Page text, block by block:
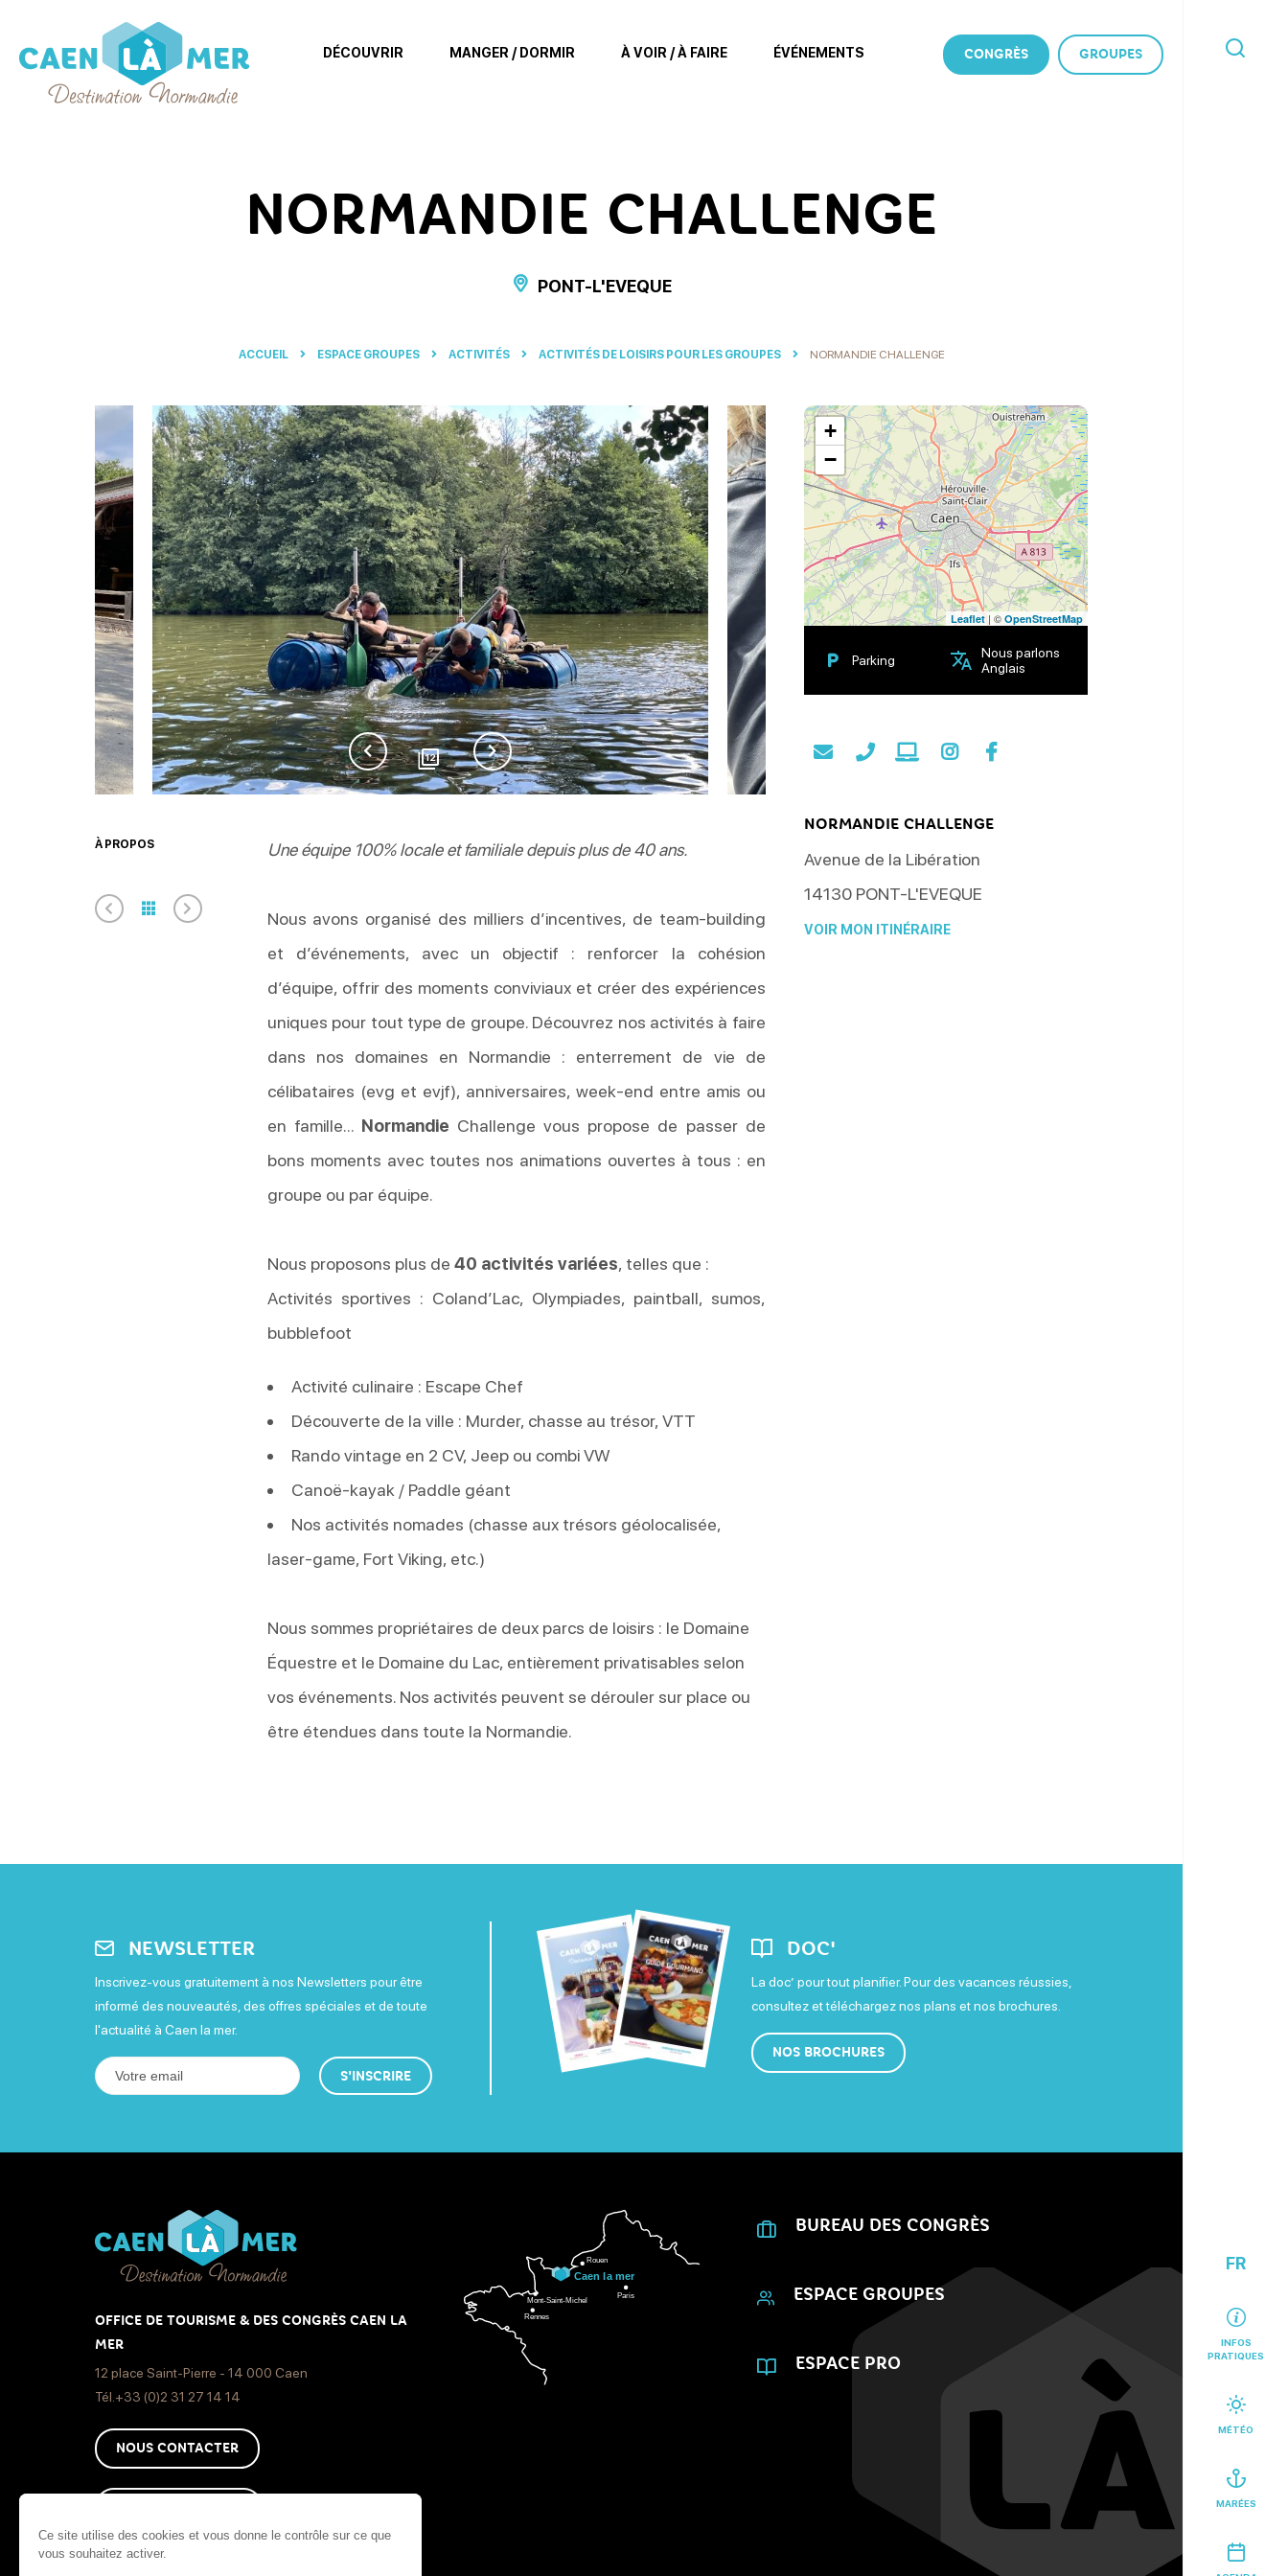
Ce site utilise des cookies et vous donne le contrôle sur ce que
vous souhaitez activer.
FR
INFOS
PRATIQUES
MÉTÉO
MARÉES
DÉCOUVRIR MANGER / DORMIR À VOIR / À FAIRE ÉVÉNEMENTS CONGRÈS GROUPES
NORMANDIE CHALLENGE
PONT-L'EVEQUE
ACCUEIL ESPACE GROUPES ACTIVITÉS ACTIVITÉS DE LOISIRS POUR LES GROUPES NORMANDIE CHALLENGE
12
À PROPOS Une équipe 100% locale et familiale depuis plus de 40 ans.
Nous avons organisé des milliers d’incentives, de team-building
et d’événements, avec un objectif : renforcer la cohésion
d’équipe, offrir des moments conviviaux et créer des expériences
uniques pour tout type de groupe. Découvrez nos activités à faire
dans nos domaines en Normandie : enterrement de vie de
célibataires (evg et evjf), anniversaires, week-end entre amis ou
en famille… Normandie Challenge vous propose de passer de
bons moments avec toutes nos animations ouvertes à tous : en
groupe ou par équipe.
Nous proposons plus de 40 activités variées, telles que :
Activités sportives : Coland’Lac, Olympiades, paintball, sumos,
bubblefoot
Activité culinaire : Escape Chef
Découverte de la ville : Murder, chasse au trésor, VTT
Rando vintage en 2 CV, Jeep ou combi VW
Canoë-kayak / Paddle géant
Nos activités nomades (chasse aux trésors géolocalisée,
laser-game, Fort Viking, etc.)
Nous sommes propriétaires de deux parcs de loisirs : le Domaine
Équestre et le Domaine du Lac, entièrement privatisables selon
vos événements. Nos activités peuvent se dérouler sur place ou
être étendues dans toute la Normandie.
+
−
Leaflet| ©OpenStreetMap
Parking
Nous parlons
Anglais
NORMANDIE CHALLENGE
Avenue de la Libération
14130 PONT-L'EVEQUE
VOIR MON ITINÉRAIRE
NEWSLETTER
Inscrivez-vous gratuitement à nos Newsletters pour être
informé des nouveautés, des offres spéciales et de toute
l'actualité à Caen la mer.
S'INSCRIRE
DOC'
La doc’ pour tout planifier. Pour des vacances réussies,
consultez et téléchargez nos plans et nos brochures.
NOS BROCHURES
OFFICE DE TOURISME & DES CONGRÈS CAEN LA
MER
12 place Saint-Pierre - 14 000 Caen
Tél.+33 (0)2 31 27 14 14
NOUS CONTACTER
BUREAU DES CONGRÈS
ESPACE GROUPES
ESPACE PRO